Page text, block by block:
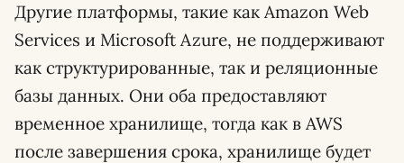
Другие платформы, такие как Amazon Web
Services и Microsoft Azure, не поддерживают
как структурированные, так и реляционные
базы данных. Они оба предоставляют
временное хранилище, тогда как в AWS
после завершения срока, хранилище будет